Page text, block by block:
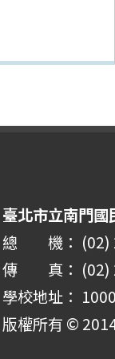
臺北市立南門國
總 機： (02)
傳 真： (02)
學校地址：
版權所有 ©